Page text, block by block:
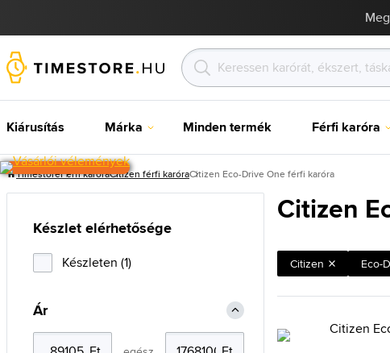
Kiárusítás Márka Minden termék Férfi karóra
TimestoreFérfi karóraCitizen férfi karóraCitizen Eco-Drive One férfi karóra
Citizen
Citizen Eco-
Készlet elérhetősége
Készleten (1)
Ár